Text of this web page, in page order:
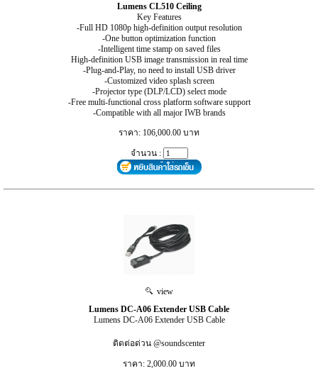
Lumens CL510 Ceiling
Key Features
-Full HD 1080p high-definition output resolution
-One button optimization function
-Intelligent time stamp on saved files
High-definition USB image transmission in real time
-Plug-and-Play, no need to install USB driver
-Customized video splash screen
-Projector type (DLP/LCD) select mode
-Free multi-functional cross platform software support
-Compatible with all major IWB brands
ราคา: 106,000.00 บาท
จำนวน :
view
Lumens DC-A06 Extender USB Cable
Lumens DC-A06 Extender USB Cable
ติดต่อด่วน @soundscenter
ราคา: 2,000.00 บาท